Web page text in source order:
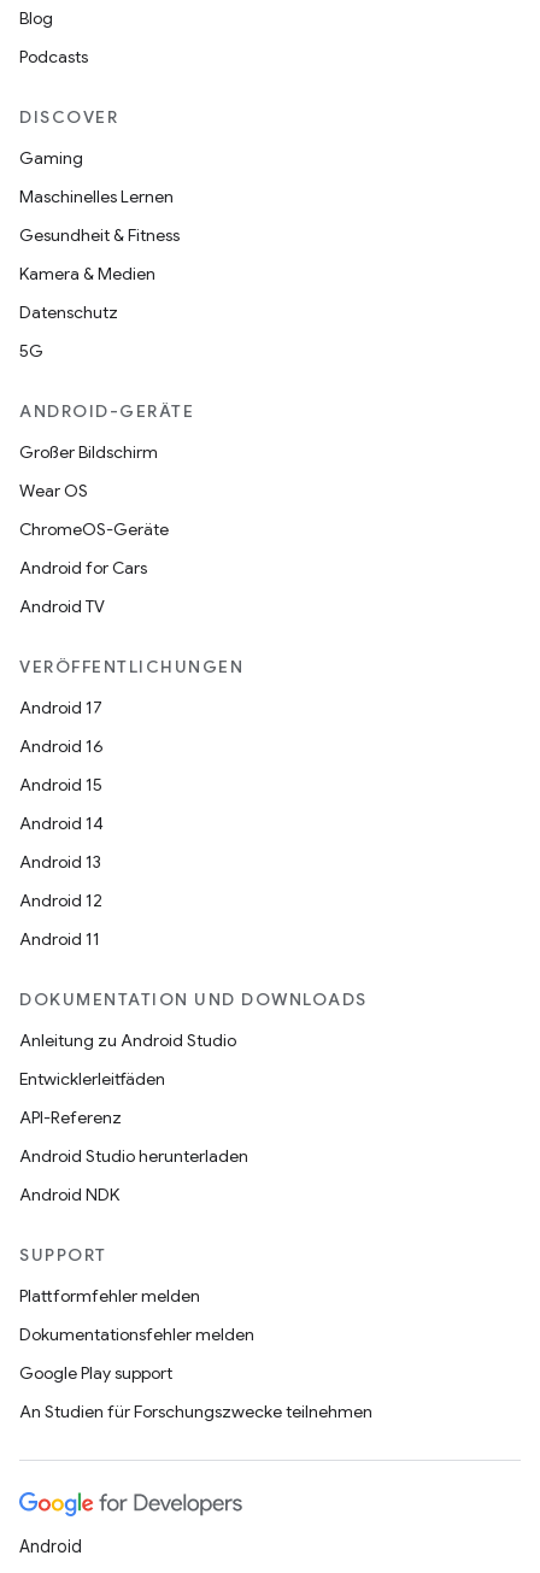
Blog
Podcasts
DISCOVER
Gaming
Maschinelles Lernen
Gesundheit & Fitness
Kamera & Medien
Datenschutz
5G
ANDROID-GERÄTE
Großer Bildschirm
Wear OS
ChromeOS-Geräte
Android for Cars
Android TV
VERÖFFENTLICHUNGEN
Android 17
Android 16
Android 15
Android 14
Android 13
Android 12
Android 11
DOKUMENTATION UND DOWNLOADS
Anleitung zu Android Studio
Entwicklerleitfäden
API-Referenz
Android Studio herunterladen
Android NDK
SUPPORT
Plattformfehler melden
Dokumentationsfehler melden
Google Play support
An Studien für Forschungszwecke teilnehmen
Android